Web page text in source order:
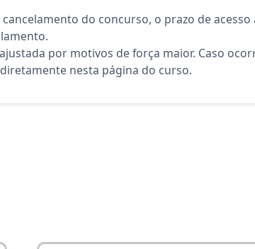
do concurso, o prazo de
por motivos de força maior. Caso
nesta página do curso.